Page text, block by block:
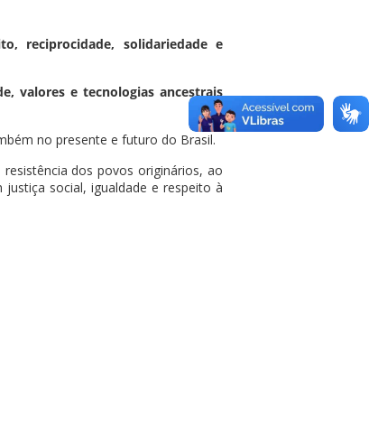
reciprocidade, solidariedade e
valores e tecnologias ancestrais
no presente e futuro do Brasil.
dos povos originários, ao
social, igualdade e respeito à